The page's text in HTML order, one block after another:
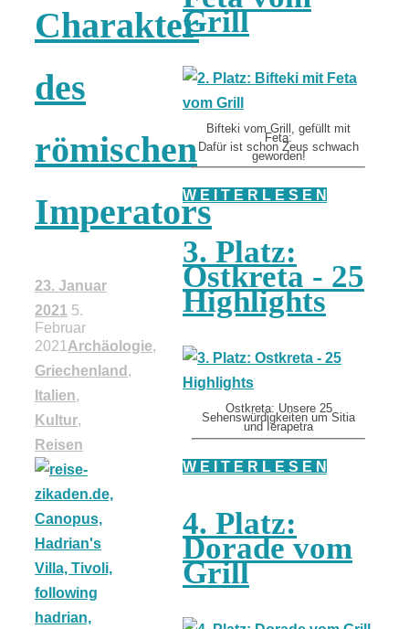
Charakter
des
römischen
Imperators
23. Januar
2021 5.
Februar
2021 Archäologie,
Griechenland ,
Italien,
Kultur,
Reisen
Grill
Bifteki vom Grill, gefüllt mit
Feta:
Dafür ist schon Zeus schwach
geworden!
W E I T E R L E S E N
3. Platz:
Ostkreta - 25
Highlights
Ostkreta: Unsere 25
Sehenswürdigkeiten um Sitia
und Ierapetra
W E I T E R L E S E N
4. Platz:
Dorade vom
Grill